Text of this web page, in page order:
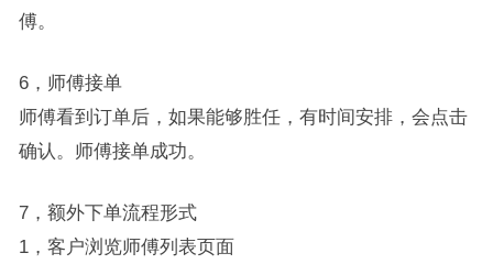
傅。
6，师傅接单
师傅看到订单后，如果能够胜任，有时间安排，会点击
确认。师傅接单成功。
7，额外下单流程形式
1，客户浏览师傅列表页面